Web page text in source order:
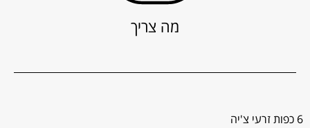
מה צריך
6 כפות זרעי צ'יה